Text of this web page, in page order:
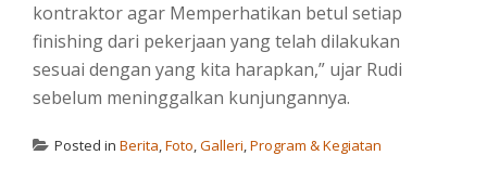
kontraktor agar Memperhatikan betul setiap
finishing dari pekerjaan yang telah dilakukan
sesuai dengan yang kita harapkan,” ujar Rudi
sebelum meninggalkan kunjungannya.
Posted in Berita,Foto,Galleri,Program & Kegiatan